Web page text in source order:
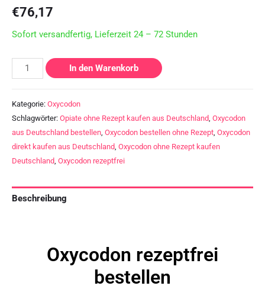
€76,17
Sofort versandfertig, Lieferzeit 24 – 72 Stunden
In den Warenkorb
Kategorie: Oxycodon
Schlagwörter: Opiate ohne Rezept kaufen aus Deutschland, Oxycodon
aus Deutschland bestellen, Oxycodon bestellen ohne Rezept, Oxycodon
direkt kaufen aus Deutschland, Oxycodon ohne Rezept kaufen
Deutschland, Oxycodon rezeptfrei
Beschreibung
Oxycodon rezeptfrei
bestellen